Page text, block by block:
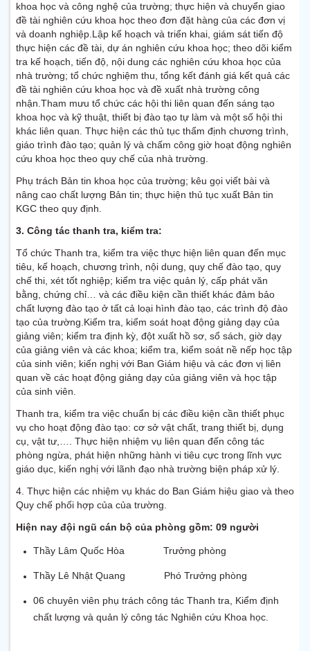
khoa học và công nghệ của trường; thực hiện và chuyển giao
đề tài nghiên cứu khoa học theo đơn đặt hàng của các đơn vị
và doanh nghiệp.Lập kế hoạch và triển khai, giám sát tiến độ
thực hiện các đề tài, dự án nghiên cứu khoa học; theo dõi kiểm
tra kế hoạch, tiến độ, nội dung các nghiên cứu khoa học của
nhà trường; tổ chức nghiệm thu, tổng kết đánh giá kết quả các
đề tài nghiên cứu khoa học và đề xuất nhà trường công
nhận.Tham mưu tổ chức các hội thi liên quan đến sáng tạo
khoa học và kỹ thuật, thiết bị đào tạo tự làm và một số hội thi
khác liên quan. Thực hiện các thủ tục thẩm định chương trình,
giáo trình đào tạo; quản lý và chấm công giờ hoạt động nghiên
cứu khoa học theo quy chế của nhà trường.
Phụ trách Bản tin khoa học của trường; kêu gọi viết bài và
nâng cao chất lượng Bản tin; thực hiện thủ tục xuất Bản tin
KGC theo quy định.
3. Công tác thanh tra, kiểm tra:
Tổ chức Thanh tra, kiểm tra việc thực hiện liên quan đến mục
tiêu, kế hoạch, chương trình, nội dung, quy chế đào tạo, quy
chế thi, xét tốt nghiệp; kiểm tra việc quản lý, cấp phát văn
bằng, chứng chỉ… và các điều kiện cần thiết khác đảm bảo
chất lượng đào tạo ở tất cả loại hình đào tạo, các trình độ đào
tạo của trường.Kiểm tra, kiểm soát hoạt động giảng dạy của
giảng viên; kiểm tra định kỳ, đột xuất hồ sơ, sổ sách, giờ dạy
của giảng viên và các khoa; kiểm tra, kiểm soát nề nếp học tập
của sinh viên; kiến nghị với Ban Giám hiệu và các đơn vị liên
quan về các hoạt động giảng dạy của giảng viên và học tập
của sinh viên.
Thanh tra, kiểm tra việc chuẩn bị các điều kiện cần thiết phục
vụ cho hoạt động đào tạo: cơ sở vật chất, trang thiết bị, dụng
cụ, vật tư,…. Thực hiện nhiệm vụ liên quan đến công tác
phòng ngừa, phát hiện những hành vi tiêu cực trong lĩnh vực
giáo dục, kiến nghị với lãnh đạo nhà trường biện pháp xử lý.
4. Thực hiện các nhiệm vụ khác do Ban Giám hiệu giao và theo
Quy chế phối hợp của của trường.
Hiện nay đội ngũ cán bộ của phòng gồm: 09 người
Thầy Lâm Quốc Hòa Trưởng phòng
Thầy Lê Nhật Quang Phó Trưởng phòng
06 chuyên viên phụ trách công tác Thanh tra, Kiểm định
chất lượng và quản lý công tác Nghiên cứu Khoa học.